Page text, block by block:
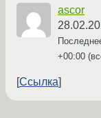
ascor
+00:00
Ссылка